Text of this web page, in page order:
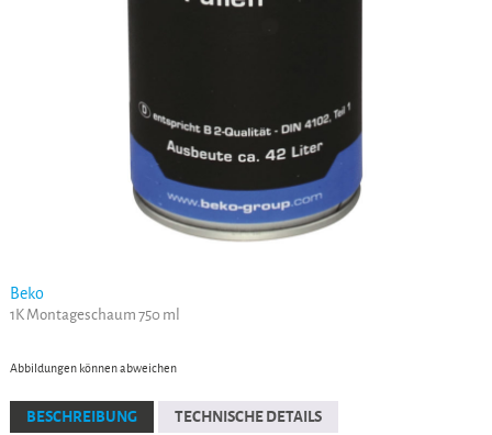
Beko
1K Montageschaum 750 ml
Abbildungen können abweichen
BESCHREIBUNG TECHNISCHE DETAILS